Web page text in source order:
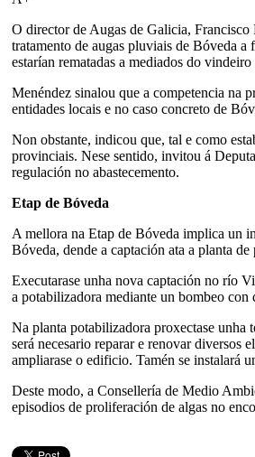
O director de Augas de Galicia,
tratamento de augas pluviais de Bóveda a
estarían rematadas a mediados do
Menéndez sinalou que a competencia na
entidades locais e no caso concreto de
Non obstante, indicou que, tal e como
provinciais. Nese sentido, invitou á
regulación no abastecemento.
Etap de Bóveda
A mellora na Etap de Bóveda implica un
Bóveda, dende a captación ata a planta
Executarase unha nova captación no río
a potabilizadora mediante un bombeo con
Na planta potabilizadora proxectase unha
será necesario reparar e renovar diversos
ampliarase o edificio. Tamén se instalará
Deste modo, a Consellería de Medio
episodios de proliferación de algas no